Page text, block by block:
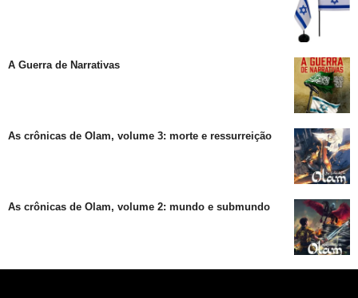
A Guerra de Narrativas
As crônicas de Olam, volume 3: morte e ressurreição
As crônicas de Olam, volume 2: mundo e submundo